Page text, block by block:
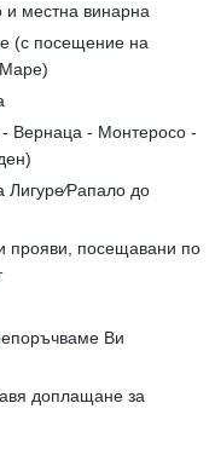
и местна винарна
(с посещение на
Вернаца - Монтеросо -
Лигуре∕Рапало до
прояви, посещавани по
Ви
доплащане за